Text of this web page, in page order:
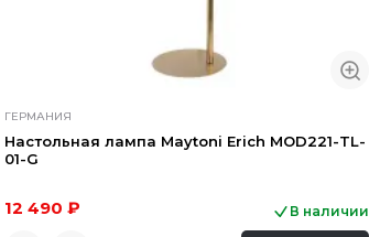
ГЕРМАНИЯ
Настольная лампа Maytoni Erich MOD221-TL-
01-G
12 490 ₽ В наличии